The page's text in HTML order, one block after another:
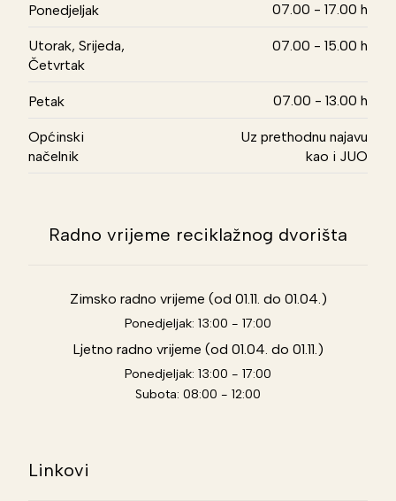
Ponedjeljak 07.00 - 17.00 h
Utorak, Srijeda,
Četvrtak
07.00 - 15.00 h
Petak 07.00 - 13.00 h
Općinski
načelnik
Uz prethodnu najavu
kao i JUO
Radno vrijeme reciklažnog dvorišta
Zimsko radno vrijeme (od 01.11. do 01.04.)
Ponedjeljak: 13:00 - 17:00
Ljetno radno vrijeme (od 01.04. do 01.11.)
Ponedjeljak: 13:00 - 17:00
Subota: 08:00 - 12:00
Linkovi